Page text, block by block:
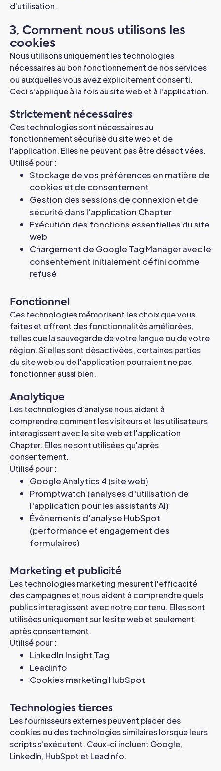
d'utilisation.
3. Comment nous utilisons les
cookies
Nous utilisons uniquement les technologies
nécessaires au bon fonctionnement de nos services
ou auxquelles vous avez explicitement consenti.
Ceci s'applique à la fois au site web et à l'application.
Strictement nécessaires
Ces technologies sont nécessaires au
fonctionnement sécurisé du site web et de
l'application. Elles ne peuvent pas être désactivées.
Utilisé pour :
Stockage de vos préférences en matière de
cookies et de consentement
Gestion des sessions de connexion et de
sécurité dans l'application Chapter
Exécution des fonctions essentielles du site
web
Chargement de Google Tag Manager avec le
consentement initialement défini comme
refusé
Fonctionnel
Ces technologies mémorisent les choix que vous
faites et offrent des fonctionnalités améliorées,
telles que la sauvegarde de votre langue ou de votre
région. Si elles sont désactivées, certaines parties
du site web ou de l'application pourraient ne pas
fonctionner aussi bien.
Analytique
Les technologies d'analyse nous aident à
comprendre comment les visiteurs et les utilisateurs
interagissent avec le site web et l'application
Chapter. Elles ne sont utilisées qu'après
consentement.
Utilisé pour :
Google Analytics 4 (site web)
Promptwatch (analyses d'utilisation de
l'application pour les assistants AI)
Événements d'analyse HubSpot
(performance et engagement des
formulaires)
Marketing et publicité
Les technologies marketing mesurent l'efficacité
des campagnes et nous aident à comprendre quels
publics interagissent avec notre contenu. Elles sont
utilisées uniquement sur le site web et seulement
après consentement.
Utilisé pour :
LinkedIn Insight Tag
Leadinfo
Cookies marketing HubSpot
Technologies tierces
Les fournisseurs externes peuvent placer des
cookies ou des technologies similaires lorsque leurs
scripts s'exécutent. Ceux-ci incluent Google,
LinkedIn, HubSpot et Leadinfo.